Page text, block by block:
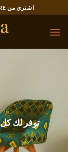
to
content
اشتري من FURNITURE بأفضل الأسعار وأجود المنتجات..
توفر لك كل